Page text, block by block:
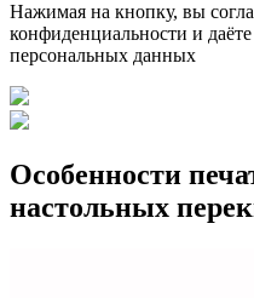
Нажимая на кнопку, вы
конфиденциальности и
персональных данных
Особенности
настольных